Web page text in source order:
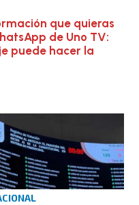
que quieras
de Uno TV:
puede hacer la